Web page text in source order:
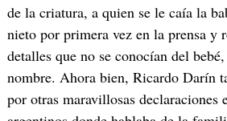
de la criatura, a quien se le caía la
nieto por primera vez en la prensa y
detalles que no se conocían del
nombre. Ahora bien, Ricardo Darín
por otras maravillosas declaraciones